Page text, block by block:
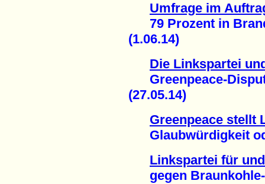
Umfrage im
79 Prozent in
(1.06.14)
Die Linkspartei
Greenpeace-
(27.05.14)
Greenpeace stellt
Glaubwürdigkeit
Linkspartei für und
gegen Braunkohle-